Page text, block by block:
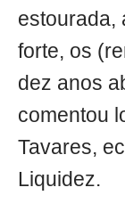
estourada,
forte, os
dez anos
comentou
Tavares,
Liquidez.